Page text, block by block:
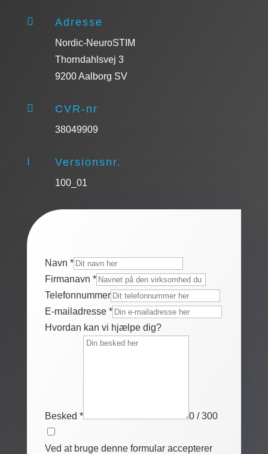
 Adresse
Nordic-NeuroSTIM
Thorndahlsvej 3
9200 Aalborg SV
 CVR-nr
38049909
l Versionsnr.
100_01
Navn *
Firmanavn *
Telefonnummer
E-mailadresse *
Hvordan kan vi hjælpe dig?
Besked * 0 / 300
Ved at bruge denne formular accepterer